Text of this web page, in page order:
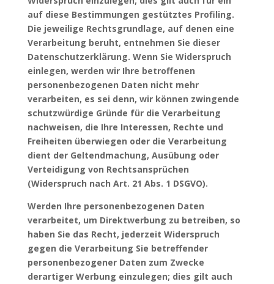
auf diese Bestimmungen gestütztes Profiling.
Die jeweilige Rechtsgrundlage, auf denen eine
Verarbeitung beruht, entnehmen Sie dieser
Datenschutzerklärung. Wenn Sie Widerspruch
einlegen, werden wir Ihre betroffenen
personenbezogenen Daten nicht mehr
verarbeiten, es sei denn, wir können zwingende
schutzwürdige Gründe für die Verarbeitung
nachweisen, die Ihre Interessen, Rechte und
Freiheiten überwiegen oder die Verarbeitung
dient der Geltendmachung, Ausübung oder
Verteidigung von Rechtsansprüchen
(Widerspruch nach Art. 21 Abs. 1 DSGVO).
Werden Ihre personenbezogenen Daten
verarbeitet, um Direktwerbung zu betreiben, so
haben Sie das Recht, jederzeit Widerspruch
gegen die Verarbeitung Sie betreffender
personenbezogener Daten zum Zwecke
derartiger Werbung einzulegen; dies gilt auch